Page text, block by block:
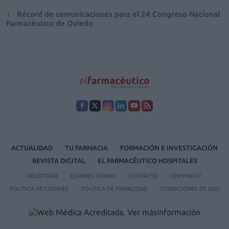
Récord de comunicaciones para el 24 Congreso Nacional
Farmacéutico de Oviedo
ACTUALIDAD TU FARMACIA
FORMACIÓN E INVESTIGACIÓN
REVISTA DIGITAL
EL FARMACÉUTICO HOSPITALES
REGÍSTRATE QUIÉNES SOMOS CONTACTO COPYRIGHT
POLÍTICA DE COOKIES POLÍTICA DE PRIVACIDAD CONDICIONES DE USO